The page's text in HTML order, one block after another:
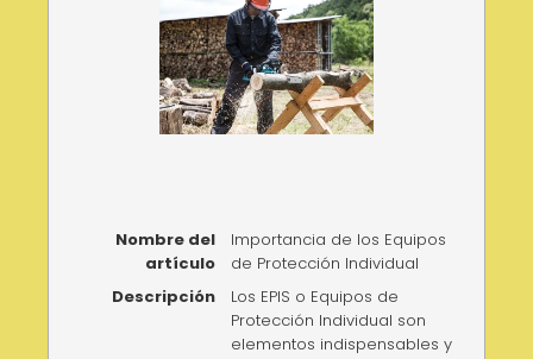
Nombre del
artículo
Importancia de los Equipos
de Protección Individual
Descripción
Los EPIS o Equipos de
Protección Individual son
elementos indispensables y